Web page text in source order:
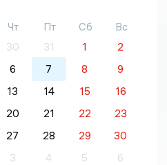
Чт Пт Сб
Вс
30 31 1
2
6 7 8
9
13 14 15
16
20 21 22
23
27 28 29
30
3 4 5 6